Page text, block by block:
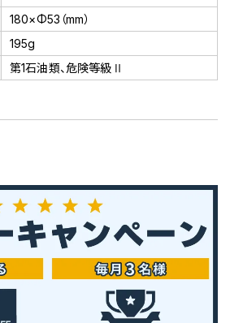
180×Φ53（mm）
195g
第1石油類、危険等級Ⅱ